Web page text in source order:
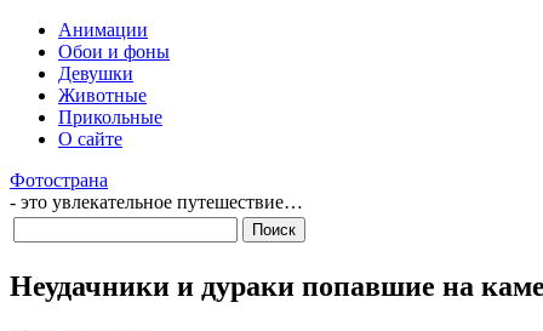
Анимации
Обои и фоны
Девушки
Животные
Прикольные
О сайте
Фотострана
- это увлекательное путешествие…
Неудачники и дураки попавшие на